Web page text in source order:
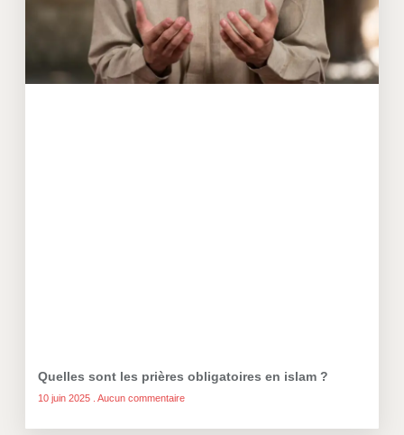
Quelles sont les prières obligatoires en islam ?
10 juin 2025 Aucun commentaire